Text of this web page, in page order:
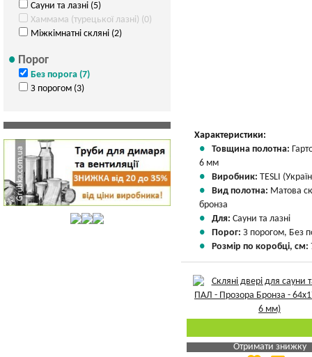
Сауни та лазні (5)
Хаммама (турецької лазні) (0)
Міжкімнатні скляні (2)
Порог
Без порога (7)
З порогом (3)
Характеристики:
Товщина полотна:
6 мм
Виробник: TESLI
Вид полотна: Матова
бронза
Для: Сауни та лазні
Порог: З порогом, Без
Розмір по коробці, см:
Отримати знижку